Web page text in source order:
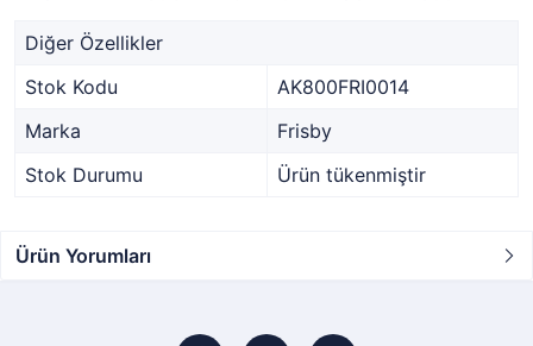
Diğer Özellikler
Stok Kodu
AK800FRI0014
Marka
Frisby
Stok Durumu
Ürün tükenmiştir
Ürün Yorumları